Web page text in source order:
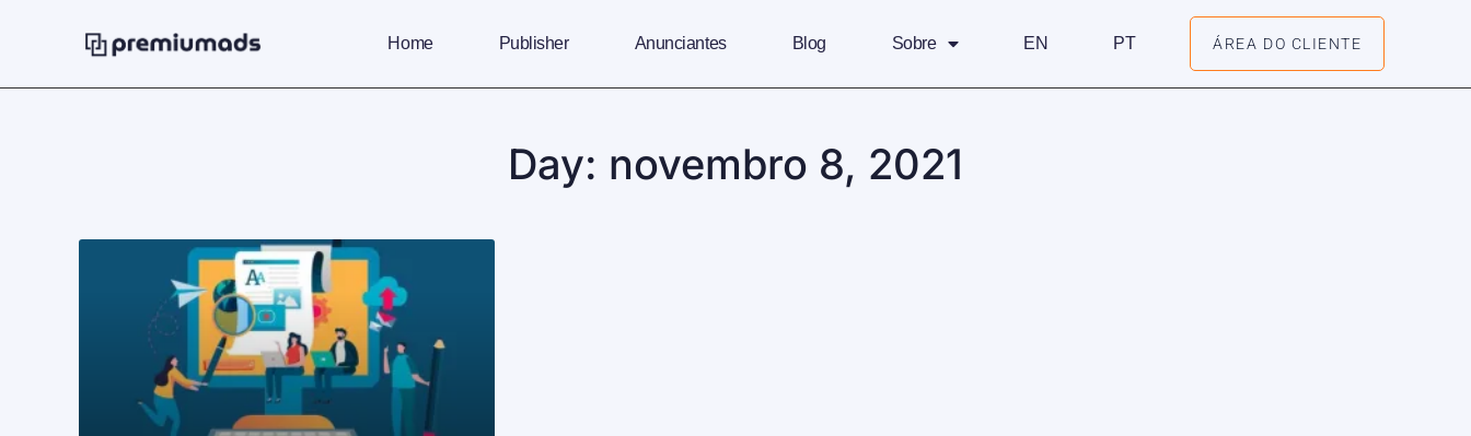
Home Publisher Anunciantes Blog Sobre EN PT ÁREA DO CLIENTE
Day: novembro 8, 2021